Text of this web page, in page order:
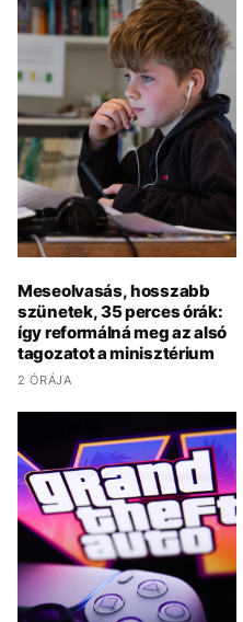
Meseolvasás, hosszabb
szünetek, 35 perces órák:
így reformálná meg az alsó
tagozatot a minisztérium
2 ÓRÁJA